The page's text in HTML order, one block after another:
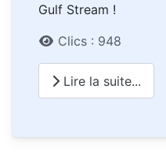
Gulf Stream !
DétailsClics : 948
Lire la suite...